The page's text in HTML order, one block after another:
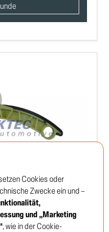
Cookies oder
Zwecke ein und –
und „Marketing
, wie in der Cookie-